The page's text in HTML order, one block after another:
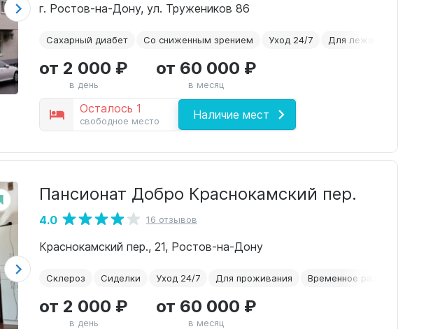
г. Ростов-на-Дону, ул. Тружеников 86
Сахарный диабет Со сниженным зрением Уход 24/7 Для лежачих пожилых
Осталось 1
свободное место Наличие мест
от 2 000 ₽
в день
от 60 000 ₽
в месяц
Пансионат Добро Краснокамский пер.
4.0 16 отзывов
Краснокамский пер., 21, Ростов-на-Дону
Склероз Сиделки Уход 24/7 Для проживания Временное размещение
от 2 000 ₽
в день
от 60 000 ₽
в месяц